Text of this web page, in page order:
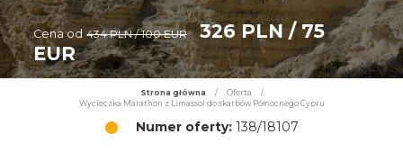
Cena od 434 PLN / 100 EUR
326 PLN / 75
EUR
Strona główna / Oferta
/
Wycieczka Marathon z Limassol do skarbów Północnego Cypru
Numer oferty:138/18107